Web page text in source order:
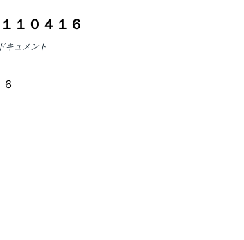
１０４１６
ドキュメント